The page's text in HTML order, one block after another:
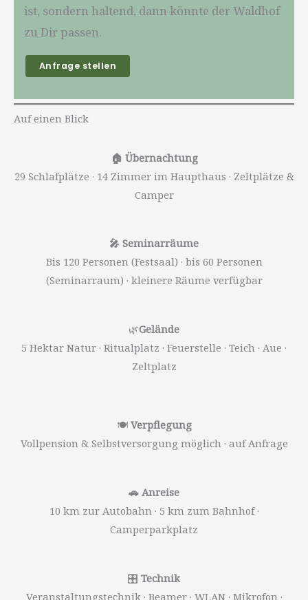
ist, sondern haltend, dann könnte der Waldhof
zu Dir passen.
Anfrage stellen
Auf einen Blick
🏠 Übernachtung
29 Schlafplätze · 14 Zimmer im Haupthaus · Zeltplätze &
Camper
🎤 Seminarräume
Bis 120 Personen (Festsaal) · bis 60 Personen
(Seminarraum) · kleinere Räume verfügbar
🌿Gelände
5 Hektar Natur · Ritualplatz · Feuerstelle · Teich · Aue ·
Zeltplatz
🍽 Verpflegung
Vollpension & Selbstversorgung möglich · auf Anfrage
🚗 Anreise
10 km zur Autobahn · 5 km zum Bahnhof ·
Camperparkplatz
🎛 Technik
Veranstaltungstechnik · Beamer · WLAN · Mikrofon ·